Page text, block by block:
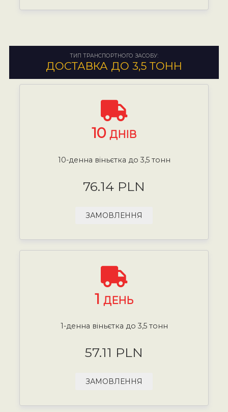
ТИП ТРАНСПОРТНОГО ЗАСОБУ:
ДОСТАВКА ДО 3,5 ТОНН
10 ДНІВ
10-денна віньєтка до 3,5 тонн
76.14 PLN
ЗАМОВЛЕННЯ
1 ДЕНЬ
1-денна віньєтка до 3,5 тонн
57.11 PLN
ЗАМОВЛЕННЯ